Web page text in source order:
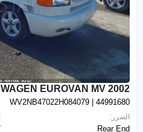
2002 VOLKSWAGEN EUROVAN MV
WV2NB47022H084079 | 44991680
الضرر:
Rear End